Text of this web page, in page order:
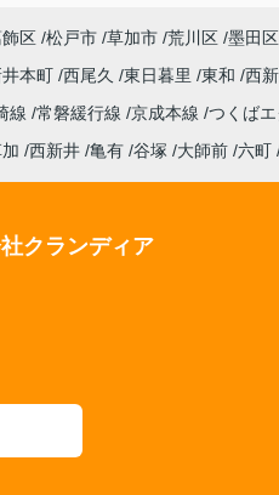
区 松戸市 草加市 荒川区 墨田区
本町 西尾久 東日暮里 東和 西
線 常磐緩行線 京成本線 つくば
西新井 亀有 谷塚 大師前 六町
クランディア